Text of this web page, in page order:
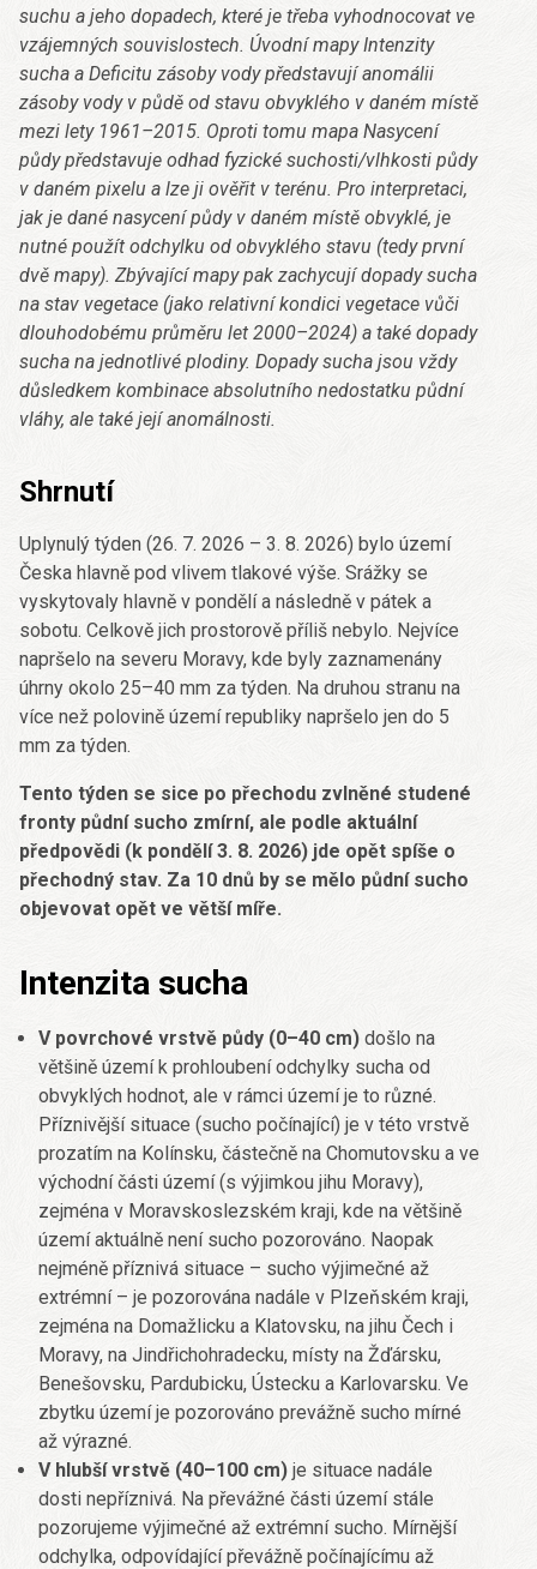
suchu a jeho dopadech, které je třeba vyhodnocovat ve
vzájemných souvislostech. Úvodní mapy Intenzity
sucha a Deficitu zásoby vody představují anomálii
zásoby vody v půdě od stavu obvyklého v daném místě
mezi lety 1961–2015. Oproti tomu mapa Nasycení
půdy představuje odhad fyzické suchosti/vlhkosti půdy
v daném pixelu a lze ji ověřit v terénu. Pro interpretaci,
jak je dané nasycení půdy v daném místě obvyklé, je
nutné použít odchylku od obvyklého stavu (tedy první
dvě mapy). Zbývající mapy pak zachycují dopady sucha
na stav vegetace (jako relativní kondici vegetace vůči
dlouhodobému průměru let 2000–2024) a také dopady
sucha na jednotlivé plodiny. Dopady sucha jsou vždy
důsledkem kombinace absolutního nedostatku půdní
vláhy, ale také její anomálnosti.
Shrnutí
Uplynulý týden (26. 7. 2026 – 3. 8. 2026) bylo území
Česka hlavně pod vlivem tlakové výše. Srážky se
vyskytovaly hlavně v pondělí a následně v pátek a
sobotu. Celkově jich prostorově příliš nebylo. Nejvíce
napršelo na severu Moravy, kde byly zaznamenány
úhrny okolo 25–40 mm za týden. Na druhou stranu na
více než polovině území republiky napršelo jen do 5
mm za týden.
Tento týden se sice po přechodu zvlněné studené
fronty půdní sucho zmírní, ale podle aktuální
předpovědi (k pondělí 3. 8. 2026) jde opět spíše o
přechodný stav. Za 10 dnů by se mělo půdní sucho
objevovat opět ve větší míře.
Intenzita sucha
V povrchové vrstvě půdy (0–40 cm) došlo na
většině území k prohloubení odchylky sucha od
obvyklých hodnot, ale v rámci území je to různé.
Příznivější situace (sucho počínající) je v této vrstvě
prozatím na Kolínsku, částečně na Chomutovsku a ve
východní části území (s výjimkou jihu Moravy),
zejména v Moravskoslezském kraji, kde na většině
území aktuálně není sucho pozorováno. Naopak
nejméně příznivá situace – sucho výjimečné až
extrémní – je pozorována nadále v Plzeňském kraji,
zejména na Domažlicku a Klatovsku, na jihu Čech i
Moravy, na Jindřichohradecku, místy na Žďársku,
Benešovsku, Pardubicku, Ústecku a Karlovarsku. Ve
zbytku území je pozorováno prevážně sucho mírné
až výrazné.
V hlubší vrstvě (40–100 cm) je situace nadále
dosti nepříznivá. Na převážné části území stále
pozorujeme výjimečné až extrémní sucho. Mírnější
odchylka, odpovídající převážně počínajícímu až